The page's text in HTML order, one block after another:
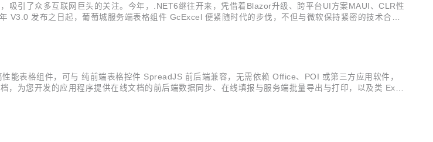
引了众多互联网巨头的关注。今年，.NET6继往开来，凭借着Blazor升级、跨平台UI方案MAUI、CLR性
V3.0 发布之日起，葡萄城服务端表格组件 GcExcel 便紧随时代的步伐，不但与微软保持紧密的技术合
表格组件，可与 纯前端表格控件 SpreadJS 前后端兼容，无需依赖 Office、POI 或第三方应用软件，
为您开发的应用程序提供在线文档的前后端数据同步、在线填报与服务端批量导出与打印，以及类 Exce